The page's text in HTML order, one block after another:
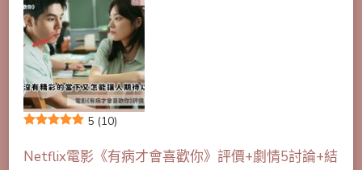
5 (10)
Netflix電影《有病才會喜歡你》評價+劇情5討論+結